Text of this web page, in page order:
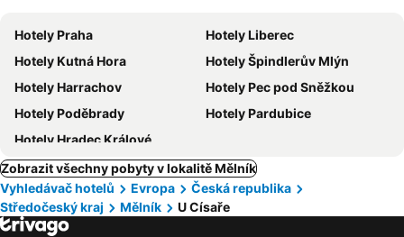
Hotely Praha
Hotely Liberec
Hotely Kutná Hora
Hotely Špindlerův Mlýn
Hotely Harrachov
Hotely Pec pod Sněžkou
Hotely Poděbrady
Hotely Pardubice
Hotely Hradec Králové
Zobrazit všechny pobyty v lokalitě Mělník
Vyhledávač hotelů
Evropa
Česká republika
Středočeský kraj
Mělník U Císaře